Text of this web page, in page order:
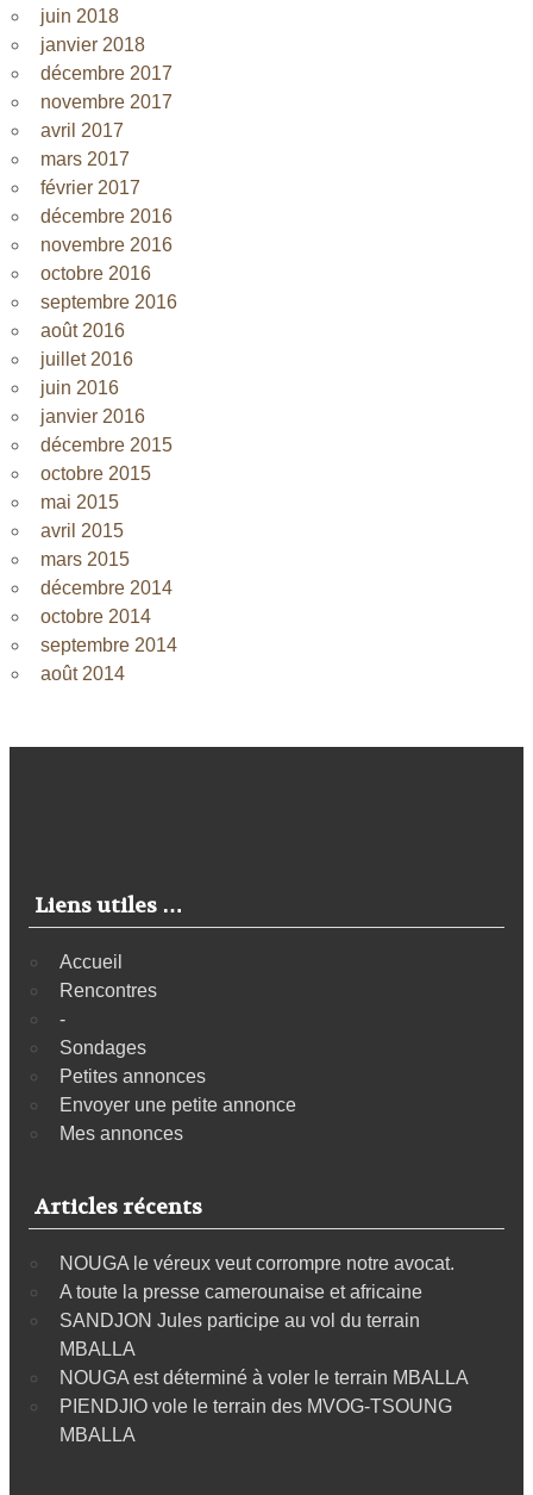
juin 2018
janvier 2018
décembre 2017
novembre 2017
avril 2017
mars 2017
février 2017
décembre 2016
novembre 2016
octobre 2016
septembre 2016
août 2016
juillet 2016
juin 2016
janvier 2016
décembre 2015
octobre 2015
mai 2015
avril 2015
mars 2015
décembre 2014
octobre 2014
septembre 2014
août 2014
Liens utiles …
Accueil
Rencontres
-
Sondages
Petites annonces
Envoyer une petite annonce
Mes annonces
Articles récents
NOUGA le véreux veut corrompre notre avocat.
A toute la presse camerounaise et africaine
SANDJON Jules participe au vol du terrain
MBALLA
NOUGA est déterminé à voler le terrain MBALLA
PIENDJIO vole le terrain des MVOG-TSOUNG
MBALLA